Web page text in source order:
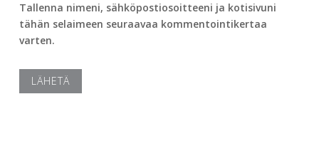
Tallenna nimeni, sähköpostiosoitteeni ja kotisivuni
tähän selaimeen seuraavaa kommentointikertaa
varten.